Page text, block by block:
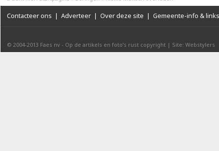
Contacteer ons | Adverteer | Over deze site | Gemeente-info & links
© 2004-2013 Faes nv - Op de artikels en foto’s rust copyright | Site: Webstylers